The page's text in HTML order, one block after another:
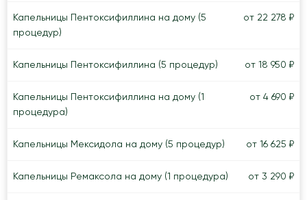
Капельницы Пентоксифиллина на дому (5
процедур)
от 22 278 ₽
Капельницы Пентоксифиллина (5 процедур) от 18 950 ₽
Капельницы Пентоксифиллина на дому (1
процедура)
от 4 690 ₽
Капельницы Мексидола на дому (5 процедур) от 16 625 ₽
Капельницы Ремаксола на дому (1 процедура) от 3 290 ₽